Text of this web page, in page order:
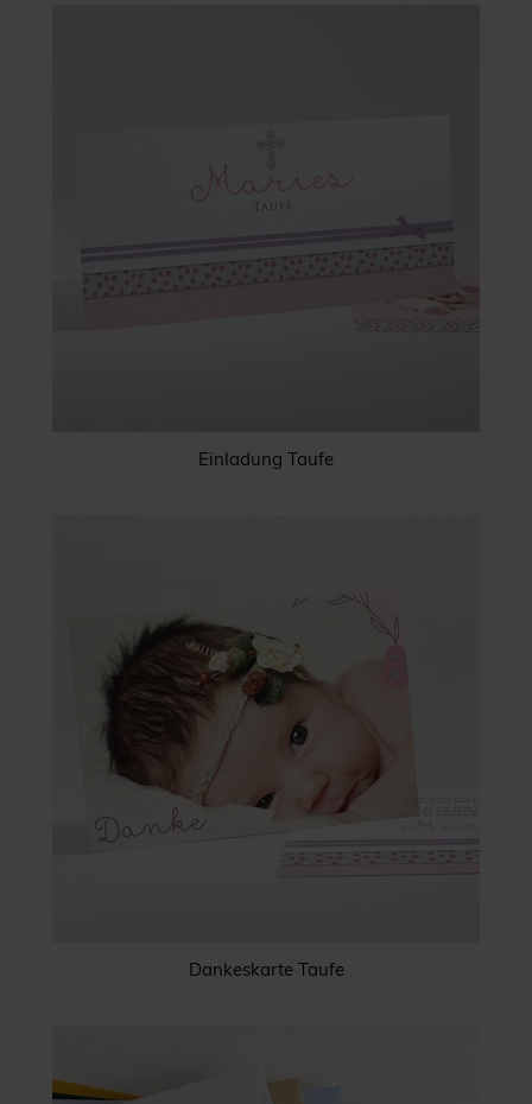
Einladung Taufe
Dankeskarte Taufe